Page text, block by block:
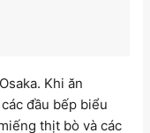
Khi ăn
đầu bếp biểu
thịt bò và các